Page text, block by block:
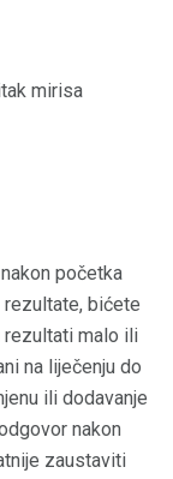
mirisa
početka
bićete
rezultati malo ili
na liječenju do
ili dodavanje
nakon
zaustaviti